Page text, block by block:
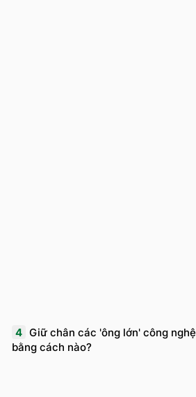
4 Giữ chân các 'ông lớn' công nghệ
bằng cách nào?